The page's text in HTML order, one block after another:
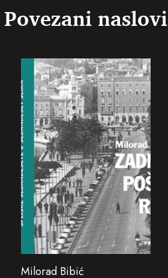
Povezani naslovi
Milorad Bibić